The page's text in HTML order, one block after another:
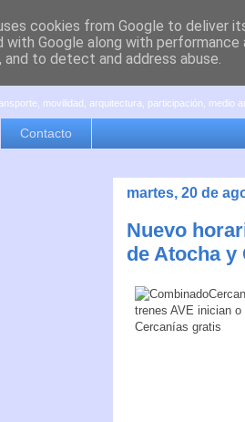
movilidad, arquitectura, participación, medio
Contacto
martes, 20 de
Nuevo
de Atocha y
cookies from Google to deliver
with Google along with
to detect and address abuse.